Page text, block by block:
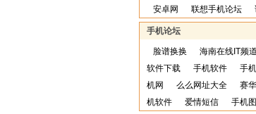
安卓网
联想手机论坛
手机论坛
脸谱换换 海南在线IT频道
软件下载
手机软件 手
机网
么么网址大全 赛
机软件
爱情短信 手机